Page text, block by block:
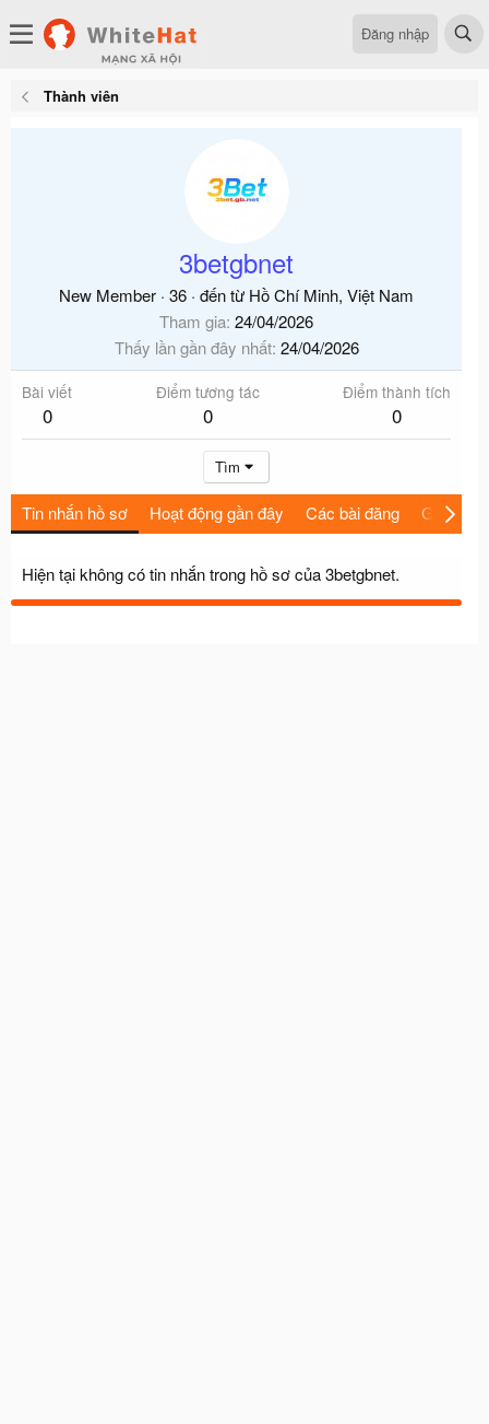
Đăng nhập
Thành viên
3betgbnet
New Member · 36 · đến từ Hồ Chí Minh, Việt Nam
Tham gia 24/04/2026
Thấy lần gần đây nhất 24/04/2026
Bài viết
0
Điểm tương tác
0
Điểm thành tích
0
Tìm
Tin nhắn hồ sơ Hoạt động gần đây Các bài đăng Giới thiệu
Hiện tại không có tin nhắn trong hồ sơ của 3betgbnet.